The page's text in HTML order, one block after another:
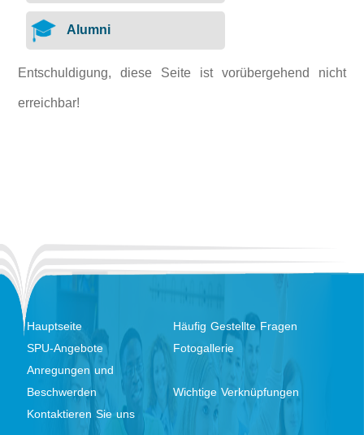
Alumni
Entschuldigung, diese Seite ist vorübergehend nicht
erreichbar!
Hauptseite
Häufig Gestellte Fragen
SPU-Angebote
Fotogallerie
Anregungen und
Beschwerden
Wichtige Verknüpfungen
Kontaktieren Sie uns